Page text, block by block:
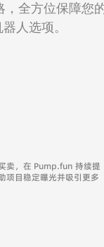
全方位保障您
人选项。
卖，在 Pump.fun 持续提
项目稳定曝光并吸引更多